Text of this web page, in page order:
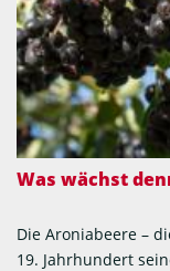
Was wächst
Die Aroniabeere –
19. Jahrhundert